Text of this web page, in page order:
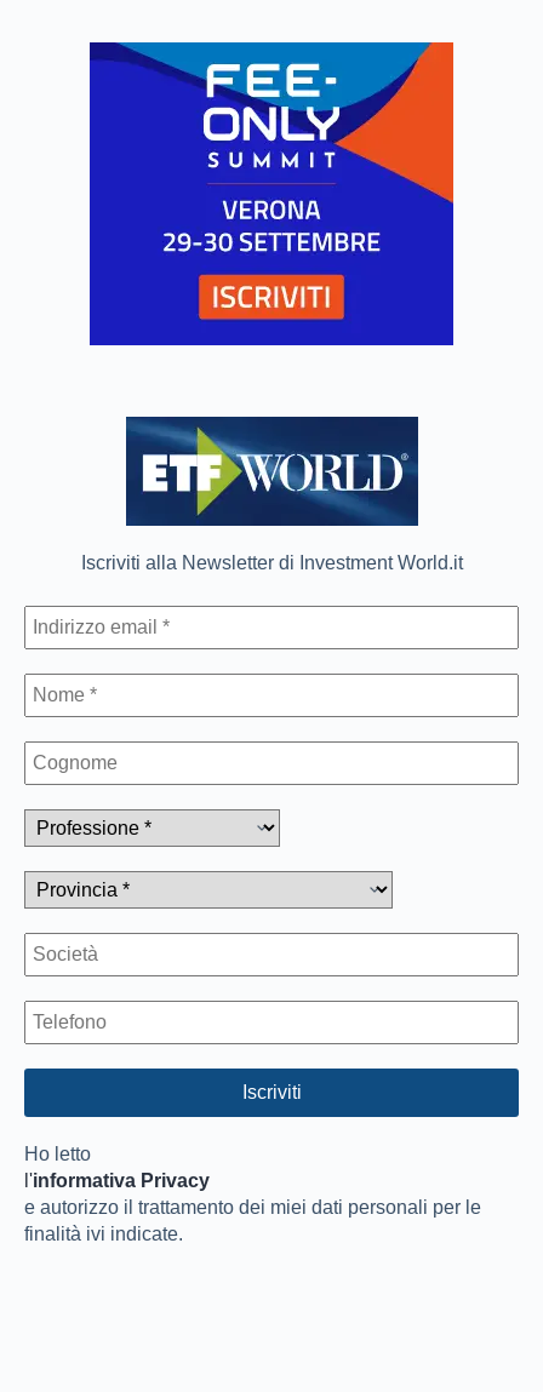
Iscriviti alla Newsletter di Investment World.it
Ho letto
l'informativa Privacy
e autorizzo il trattamento dei miei dati personali per le
finalità ivi indicate.